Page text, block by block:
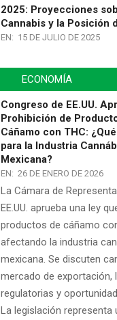
2025: Proyecciones
Cannabis y la Posición
EN: 15 DE JULIO DE 2025
ECONOMÍA
Congreso de EE.UU.
Prohibición de
Cáñamo con THC:
para la Industria
Mexicana?
EN: 26 DE ENERO DE 2026
La Cámara de
EE.UU. aprueba una ley
productos de cáñamo
afectando la industria
mexicana. Se discuten
mercado de exportación,
regulatorias y
La legislación representa